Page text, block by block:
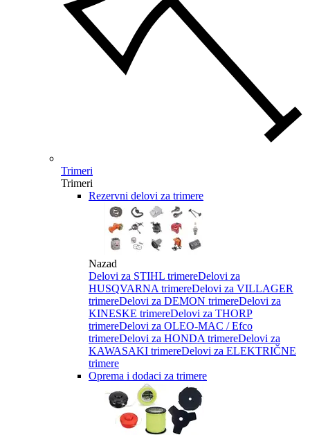
Trimeri
Trimeri
Rezervni delovi za trimere
Nazad
Delovi za STIHL trimereDelovi za
HUSQVARNA trimereDelovi za VILLAGER
trimereDelovi za DEMON trimereDelovi za
KINESKE trimereDelovi za THORP
trimereDelovi za OLEO-MAC / Efco
trimereDelovi za HONDA trimereDelovi za
KAWASAKI trimereDelovi za ELEKTRIČNE
trimere
Oprema i dodaci za trimere